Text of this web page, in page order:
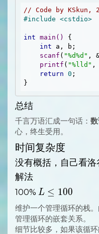
// Code by KSkun,
#include <cstdio>
int main ()
{
int a, b;
scanf ( "%d%d" ,
printf ( "%lld" ,
return 0 ;
总结
千言万语汇成一句话：
心，终生受用。
时间复杂度
没有概括，自己看洛
解法
100% L
\LEQ
100
L ≤ 100
维护一个管理循环的栈
管理循环的嵌套关系。
细节比较多，如果该循